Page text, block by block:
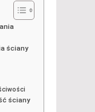
ściany
ściany